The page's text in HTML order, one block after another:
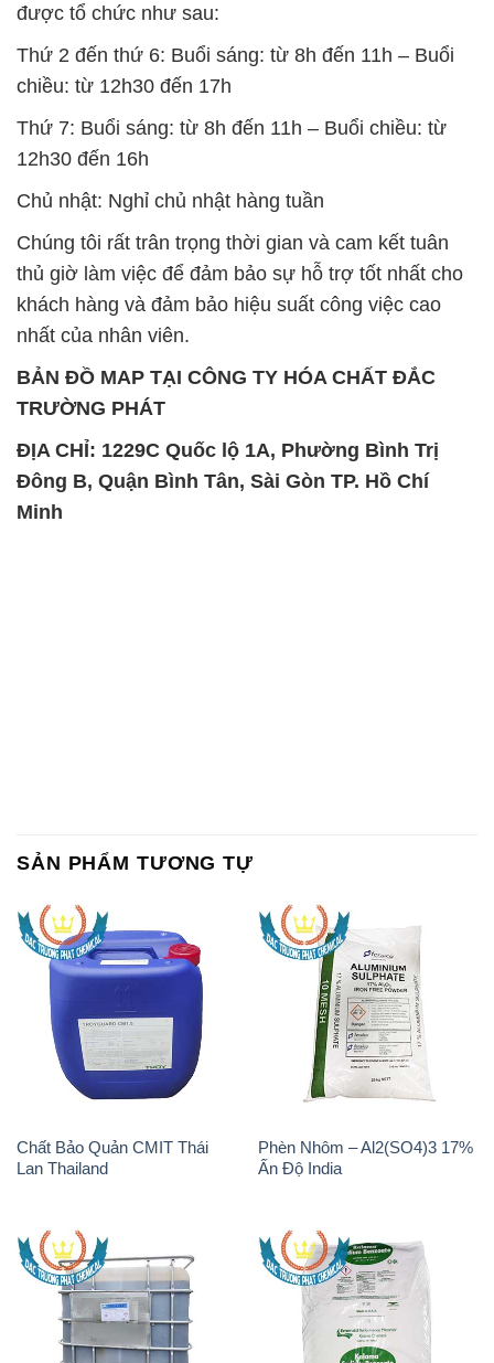
được tổ chức như sau:
Thứ 2 đến thứ 6: Buổi sáng: từ 8h đến 11h – Buổi
chiều: từ 12h30 đến 17h
Thứ 7: Buổi sáng: từ 8h đến 11h – Buổi chiều: từ
12h30 đến 16h
Chủ nhật: Nghỉ chủ nhật hàng tuần
Chúng tôi rất trân trọng thời gian và cam kết tuân
thủ giờ làm việc để đảm bảo sự hỗ trợ tốt nhất cho
khách hàng và đảm bảo hiệu suất công việc cao
nhất của nhân viên.
BẢN ĐỒ MAP TẠI CÔNG TY HÓA CHẤT ĐẮC
TRƯỜNG PHÁT
ĐỊA CHỈ: 1229C Quốc lộ 1A, Phường Bình Trị
Đông B, Quận Bình Tân, Sài Gòn TP. Hồ Chí
Minh
SẢN PHẨM TƯƠNG TỰ
Chất Bảo Quản CMIT Thái
Lan Thailand
Phèn Nhôm – Al2(SO4)3 17%
Ấn Độ India